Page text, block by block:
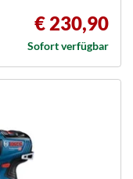
€ 230,90
Sofort verfügbar